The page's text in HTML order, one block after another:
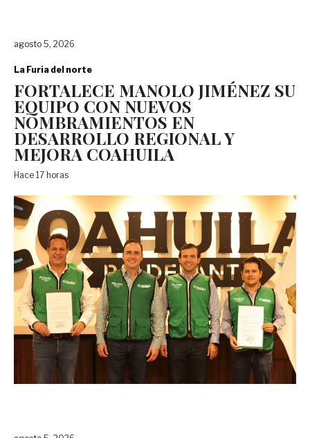
agosto 5, 2026
La Furia del norte
FORTALECE MANOLO JIMÉNEZ SU
EQUIPO CON NUEVOS
NOMBRAMIENTOS EN
DESARROLLO REGIONAL Y
MEJORA COAHUILA
Hace 17 horas